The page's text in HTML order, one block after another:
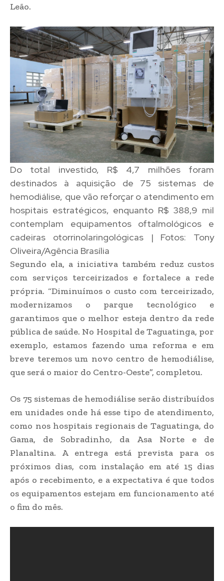
Leão.
Do total investido, R$ 4,7 milhões foram
destinados à aquisição de 75 sistemas de
hemodiálise, que vão reforçar o atendimento em
hospitais estratégicos, enquanto R$ 388,9 mil
contemplam equipamentos oftalmológicos e
cadeiras otorrinolaringológicas | Fotos: Tony
Oliveira/Agência Brasília
Segundo ela, a iniciativa também reduz custos
com serviços terceirizados e fortalece a rede
própria. “Diminuímos o custo com terceirizado,
modernizamos o parque tecnológico e
garantimos que o melhor esteja dentro da rede
pública de saúde. No Hospital de Taguatinga, por
exemplo, estamos fazendo uma reforma e em
breve teremos um novo centro de hemodiálise,
que será o maior do Centro-Oeste”, completou.
Os 75 sistemas de hemodiálise serão distribuídos
em unidades onde há esse tipo de atendimento,
como nos hospitais regionais de Taguatinga, do
Gama, de Sobradinho, da Asa Norte e de
Planaltina. A entrega está prevista para os
próximos dias, com instalação em até 15 dias
após o recebimento, e a expectativa é que todos
os equipamentos estejam em funcionamento até
o fim do mês.